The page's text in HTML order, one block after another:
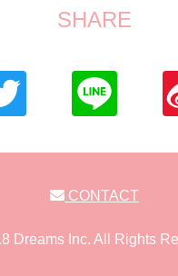
SHARE
CONTACT
Dreams Inc. All Rights